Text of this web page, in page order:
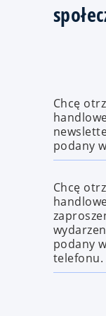
Chcę
podany
Chcę
podany
telefonu.